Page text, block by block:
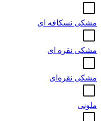
مشکی نسکافه ای
مشکی نقره ای
مشکی نقره‌ای
ملونی